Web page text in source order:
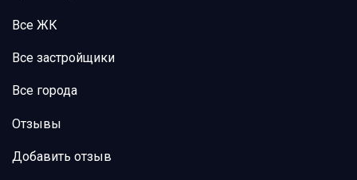
Все ЖК
Все застройщики
Все города
Отзывы
Добавить отзыв